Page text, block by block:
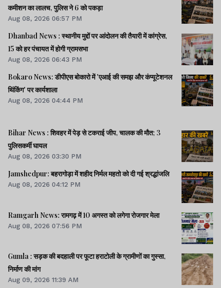
कमीशन का लालच, पुलिस ने 6 को पकड़ा
Aug 08, 2026 06:57 PM
Dhanbad News : स्थानीय मुद्दों पर आंदोलन की तैयारी में कांग्रेस,
15 को हर पंचायत में होगी ग्रामसभा
Aug 08, 2026 06:43 PM
Bokaro News: डीपीएस बोकारो में 'एआई की समझ और कंप्यूटेशनल
थिंकिंग' पर कार्यशाला
Aug 08, 2026 04:44 PM
Bihar News : शिवहर में पेड़ से टकराई जीप, चालक की मौत; 3
पुलिसकर्मी घायल
Aug 08, 2026 03:30 PM
Jamshedpur: बहरागोड़ा में शहीद निर्मल महतो को दी गई श्रद्धांजलि
Aug 08, 2026 04:12 PM
Ramgarh News: रामगढ़ में 10 अगस्त को लगेगा रोजगार मेला
Aug 08, 2026 07:56 PM
Gumla : सड़क की बदहाली पर फूटा हराटोली के ग्रामीणों का गुस्सा,
निर्माण की मांग
Aug 09, 2026 11:39 AM